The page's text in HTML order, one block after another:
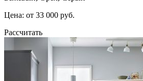
Цена: от 33 000 руб.
Рассчитать